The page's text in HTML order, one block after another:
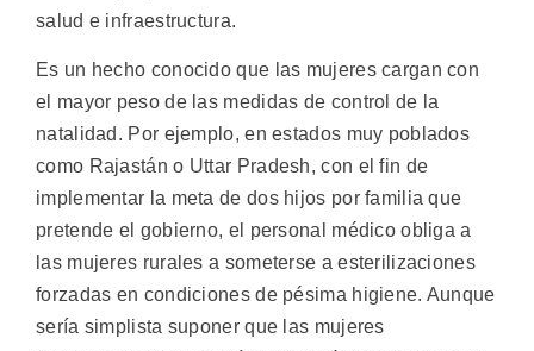
salud e infraestructura.
Es un hecho conocido que las mujeres cargan con
el mayor peso de las medidas de control de la
natalidad. Por ejemplo, en estados muy poblados
como Rajastán o Uttar Pradesh, con el fin de
implementar la meta de dos hijos por familia que
pretende el gobierno, el personal médico obliga a
las mujeres rurales a someterse a esterilizaciones
forzadas en condiciones de pésima higiene. Aunque
sería simplista suponer que las mujeres